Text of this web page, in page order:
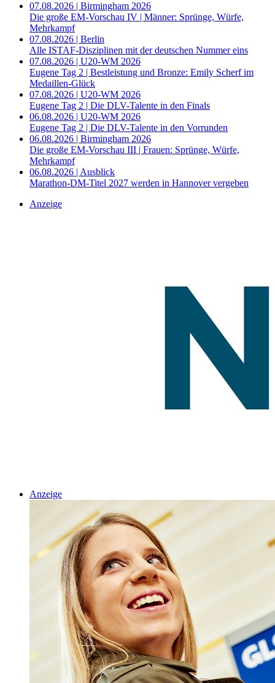
07.08.2026 | Birmingham 2026
Die große EM-Vorschau IV | Männer: Sprünge, Würfe,
Mehrkampf
07.08.2026 | Berlin
Alle ISTAF-Disziplinen mit der deutschen Nummer eins
07.08.2026 | U20-WM 2026
Eugene Tag 2 | Bestleistung und Bronze: Emily Scherf im
Medaillen-Glück
07.08.2026 | U20-WM 2026
Eugene Tag 2 | Die DLV-Talente in den Finals
06.08.2026 | U20-WM 2026
Eugene Tag 2 | Die DLV-Talente in den Vorrunden
06.08.2026 | Birmingham 2026
Die große EM-Vorschau III | Frauen: Sprünge, Würfe,
Mehrkampf
06.08.2026 | Ausblick
Marathon-DM-Titel 2027 werden in Hannover vergeben
Anzeige
Anzeige